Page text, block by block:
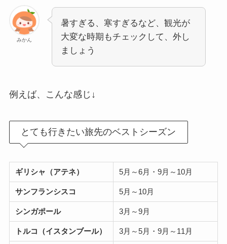
みかん
暑すぎる、寒すぎるなど、観光が
大変な時期もチェックして、外し
ましょう
例えば、こんな感じ↓
とても行きたい旅先のベストシーズン
ギリシャ（アテネ） 5月～6月・9月～10月
サンフランシスコ 5月～10月
シンガポール 3月～9月
トルコ（イスタンブール） 3月～5月・9月～11月